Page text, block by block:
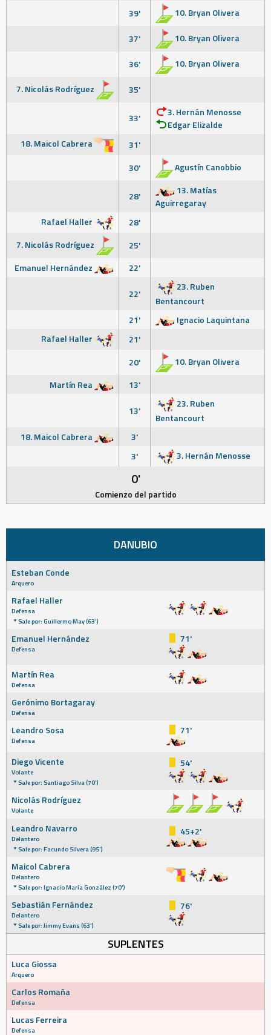
39' 10. Bryan Olivera
37' 10. Bryan Olivera
36'
10. Bryan Olivera
7. Nicolás Rodríguez
35'
33'
3. Hernán Menosse
Edgar Elizalde
18. Maicol Cabrera
31'
30'
Agustín Canobbio
28'
13. Matías
Aguirregaray
Rafael Haller
28'
7. Nicolás Rodríguez
25'
Emanuel Hernández
22'
22'
23. Ruben
Bentancourt
21'
Ignacio Laquintana
Rafael Haller
21'
20'
10. Bryan Olivera
Martín Rea
13'
13'
23. Ruben
Bentancourt
18. Maicol Cabrera
3'
3'
3. Hernán Menosse
0'
Comienzo del partido
DANUBIO
Esteban Conde
Arquero
Rafael Haller
Defensa
Sale por: Guillermo May (63')
Emanuel Hernández
Defensa
71'
Martín Rea
Defensa
Gerónimo Bortagaray
Defensa
Leandro Sosa
Defensa
71'
Diego Vicente
Volante
Sale por: Santiago Silva (70')
54'
Nicolás Rodríguez
Volante
Leandro Navarro
Delantero
Sale por: Facundo Silvera (95')
45+2'
Maicol Cabrera
Delantero
Sale por: Ignacio María González (70')
Sebastián Fernández
Delantero
Sale por: Jimmy Evans (63')
76'
SUPLENTES
Luca Giossa
Arquero
Carlos Romaña
Defensa
Lucas Ferreira
Defensa